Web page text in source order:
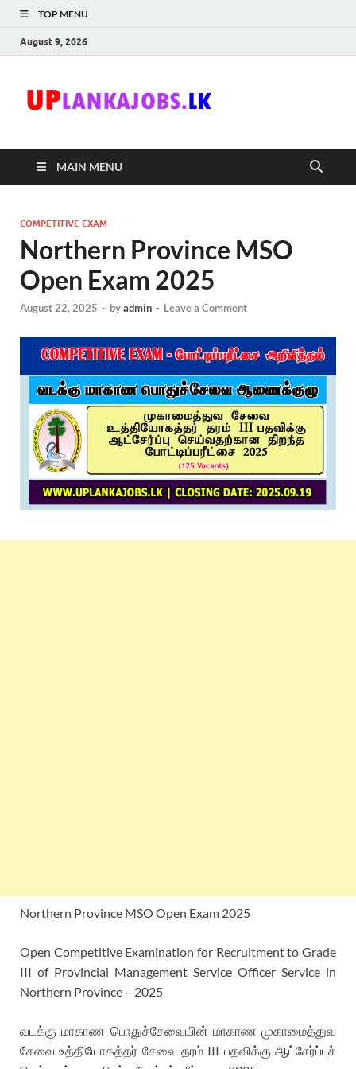
TOP MENU
August 9, 2026
MAIN MENU
COMPETITIVE EXAM
Northern Province MSO
Open Exam 2025
August 22, 2025 - byadmin - Leave a Comment
Northern Province MSO Open Exam 2025
Open Competitive Examination for Recruitment to Grade
III of Provincial Management Service Officer Service in
Northern Province – 2025
வடக்கு மாகாண பொதுச்சேவையின் மாகாண முகாமைத்துவ
சேவை உத்தியோகத்தர் சேவை தரம் III பதவிக்கு ஆட்சேர்ப்புச்